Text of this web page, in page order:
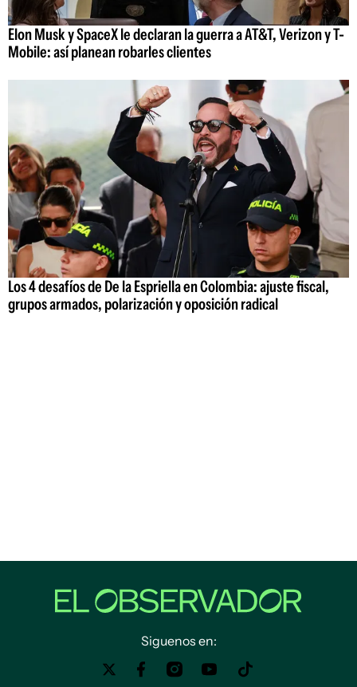
Elon Musk y SpaceX le declaran la guerra a AT&T, Verizon y T-
Mobile: así planean robarles clientes
Los 4 desafíos de De la Espriella en Colombia: ajuste fiscal,
grupos armados, polarización y oposición radical
Siguenos en: